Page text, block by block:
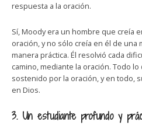
respuesta a la oración.
Sí, Moody era un hombre que creía
oración, y no sólo creía en él de una
manera práctica. Él resolvió cada
camino, mediante la oración. Todo
sostenido por la oración, y en todo,
en Dios.
3. Un estudiante profundo y